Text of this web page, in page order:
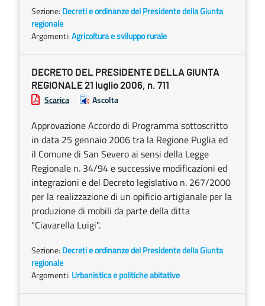
Sezione: Decreti e ordinanze del Presidente della Giunta
regionale
Argomenti:Agricoltura e sviluppo rurale
DECRETO DEL PRESIDENTE DELLA GIUNTA
REGIONALE 21 luglio 2006, n. 711
Scarica Ascolta
Approvazione Accordo di Programma sottoscritto
in data 25 gennaio 2006 tra la Regione Puglia ed
il Comune di San Severo ai sensi della Legge
Regionale n. 34/94 e successive modificazioni ed
integrazioni e del Decreto legislativo n. 267/2000
per la realizzazione di un opificio artigianale per la
produzione di mobili da parte della ditta
"Ciavarella Luigi".
Sezione: Decreti e ordinanze del Presidente della Giunta
regionale
Argomenti: Urbanistica e politiche abitative